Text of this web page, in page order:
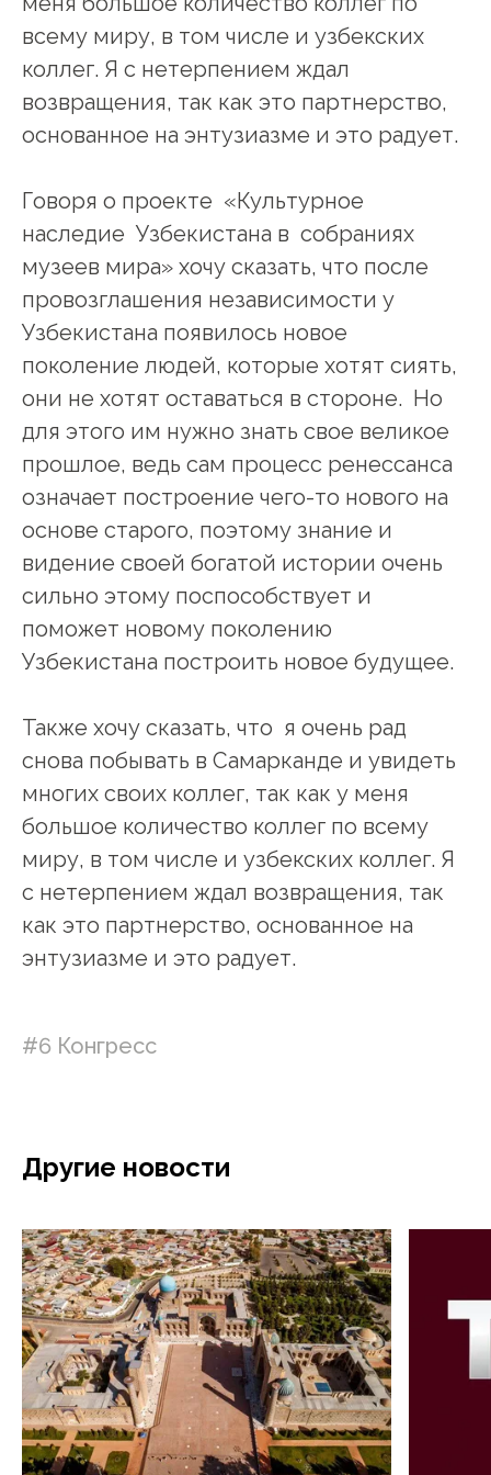
всему миру, в том числе и узбекских
коллег. Я с нетерпением ждал
возвращения, так как это партнерство,
основанное на энтузиазме и это радует.
Говоря о проекте «Культурное
наследие Узбекистана в собраниях
музеев мира» хочу сказать, что после
провозглашения независимости у
Узбекистана появилось новое
поколение людей, которые хотят сиять,
они не хотят оставаться в стороне. Но
для этого им нужно знать свое великое
прошлое, ведь сам процесс ренессанса
означает построение чего-то нового на
основе старого, поэтому знание и
видение своей богатой истории очень
сильно этому поспособствует и
поможет новому поколению
Узбекистана построить новое будущее.
Также хочу сказать, что я очень рад
снова побывать в Самарканде и увидеть
многих своих коллег, так как у меня
большое количество коллег по всему
миру, в том числе и узбекских коллег. Я
с нетерпением ждал возвращения, так
как это партнерство, основанное на
энтузиазме и это радует.
#6 Конгресс
Другие новости